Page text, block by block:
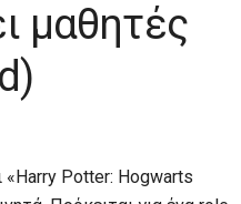
μαθητές
«Harry Potter: Hogwarts